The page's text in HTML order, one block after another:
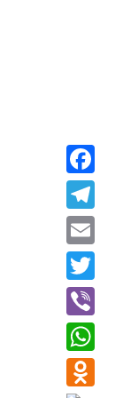
Telegram
Email
Twitter
Viber